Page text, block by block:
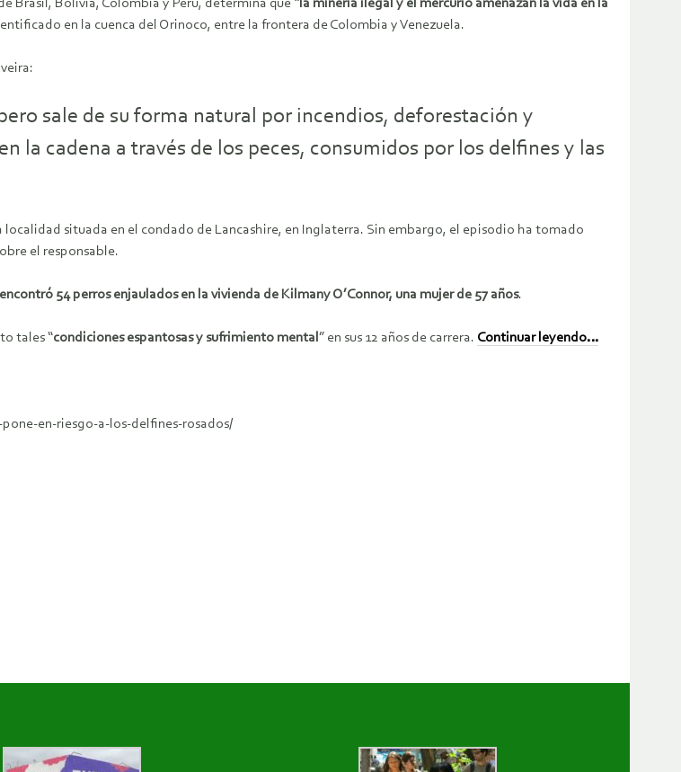
Brasil, Bolivia, Colombia y Perú, determina que “ la minería ilegal y el mercurio amenazan la vida en la
en la cuenca del Orinoco, entre la frontera de Colombia y Venezuela.
sale de su forma natural por incendios, deforestación y
la cadena a través de los peces, consumidos por los delfines y las
situada en el condado de Lancashire, en Inglaterra. Sin embargo, el episodio ha tomado
el responsable.
54 perros enjaulados en la vivienda de Kilmany O’Connor, una mujer de 57 años.
tales “condiciones espantosas y sufrimiento mental ” en sus 12 años de carrera. Continuar leyendo…
en-riesgo-a-los-delfines-rosados/